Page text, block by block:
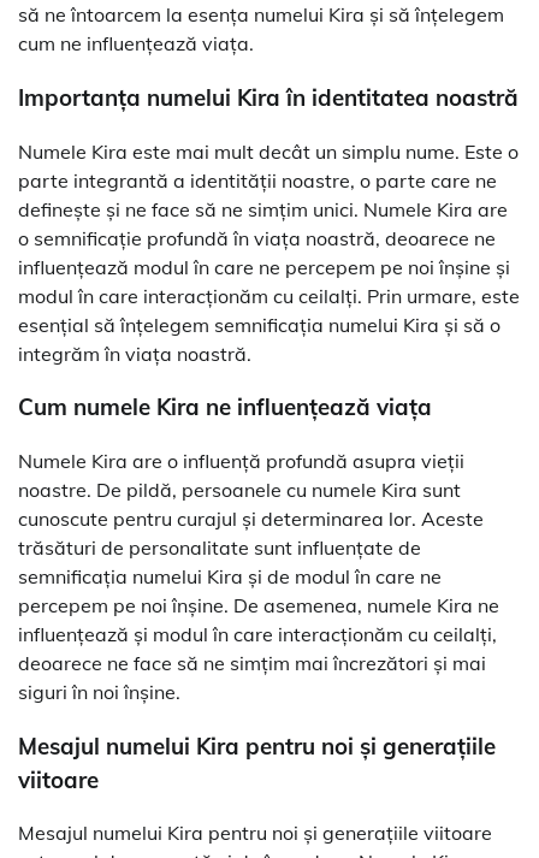
să ne întoarcem la esența numelui Kira și să înțelegem
cum ne influențează viața.
Importanța numelui Kira în identitatea noastră
Numele Kira este mai mult decât un simplu nume. Este o
parte integrantă a identității noastre, o parte care ne
definește și ne face să ne simțim unici. Numele Kira are
o semnificație profundă în viața noastră, deoarece ne
influențează modul în care ne percepem pe noi înșine și
modul în care interacționăm cu ceilalți. Prin urmare, este
esențial să înțelegem semnificația numelui Kira și să o
integrăm în viața noastră.
Cum numele Kira ne influențează viața
Numele Kira are o influență profundă asupra vieții
noastre. De pildă, persoanele cu numele Kira sunt
cunoscute pentru curajul și determinarea lor. Aceste
trăsături de personalitate sunt influențate de
semnificația numelui Kira și de modul în care ne
percepem pe noi înșine. De asemenea, numele Kira ne
influențează și modul în care interacționăm cu ceilalți,
deoarece ne face să ne simțim mai încrezători și mai
siguri în noi înșine.
Mesajul numelui Kira pentru noi și generațiile
viitoare
Mesajul numelui Kira pentru noi și generațiile viitoare